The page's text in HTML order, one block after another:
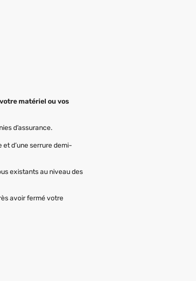
matériel ou vos
d’assurance.
d’une serrure demi-
existants au niveau des
avoir fermé votre